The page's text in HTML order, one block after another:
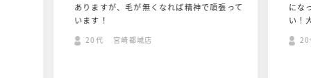
ありますが、毛が無くなれば精神で頑張って
います！
20代 宮崎都城店
にな
い！